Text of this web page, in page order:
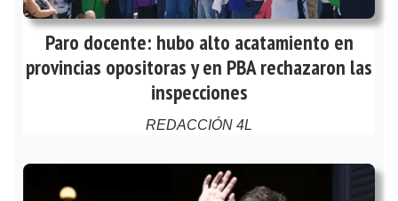
Paro docente: hubo alto acatamiento en
provincias opositoras y en PBA rechazaron las
inspecciones
REDACCIÓN 4L